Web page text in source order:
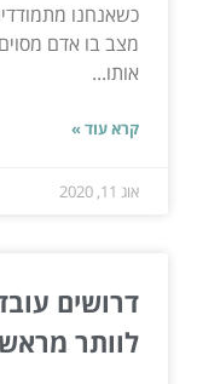
כשאנחנו
מצב בו אדם
אותו...
קרא עוד »
אוג 11, 2020
דרושים
לוותר